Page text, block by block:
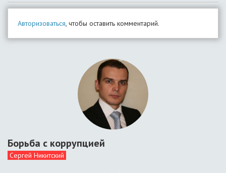
Авторизоваться, чтобы оставить комментарий.
Борьба с коррупцией
Сергей Никитский